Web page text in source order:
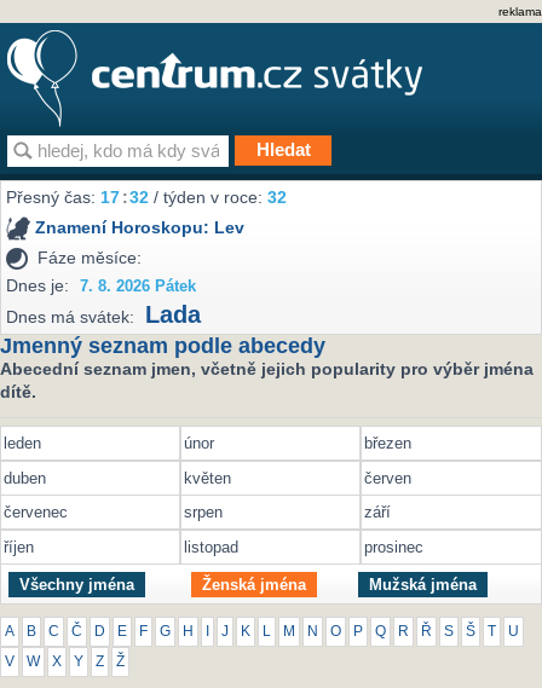
reklama
Přesný čas:17:32 / týden v roce:32
Znamení Horoskopu: Lev
Fáze měsíce:
Dnes je:
7. 8. 2026 Pátek
Dnes má svátek: Lada
Jmenný seznam podle abecedy
Abecední seznam jmen, včetně jejich popularity pro výběr jména
dítě.
leden únor
březen
duben
květen
červen
červenec
srpen
září
říjen
listopad prosinec
Všechny jména Ženská jména Mužská jména
A B C Č D E F G H J K M N O P Q R Ř S Š U
V W X Y Z Ž